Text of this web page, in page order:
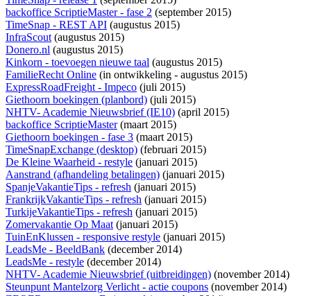
backoffice ScriptieMaster - fase 2 (september 2015)
TimeSnap - REST API (augustus 2015)
InfraScout(augustus 2015)
Donero.nl (augustus 2015)
Kinkorn - toevoegen nieuwe taal (augustus 2015)
FamilieRecht Online (in ontwikkeling - augustus 2015)
ExpressRoadFreight - Impeco (juli 2015)
Giethoorn boekingen (planbord) (juli 2015)
NHTV- Academie Nieuwsbrief (IE10) (april 2015)
backoffice ScriptieMaster(maart 2015)
Giethoorn boekingen - fase 3 (maart 2015)
TimeSnapExchange (desktop) (februari 2015)
De Kleine Waarheid - restyle (januari 2015)
Aanstrand (afhandeling betalingen) (januari 2015)
SpanjeVakantieTips - refresh (januari 2015)
FrankrijkVakantieTips - refresh (januari 2015)
TurkijeVakantieTips - refresh (januari 2015)
Zomervakantie Op Maat(januari 2015)
TuinEnKlussen - responsive restyle (januari 2015)
LeadsMe - BeeldBank (december 2014)
LeadsMe - restyle (december 2014)
NHTV- Academie Nieuwsbrief (uitbreidingen) (november 2014)
Steunpunt Mantelzorg Verlicht - actie coupons (november 2014)